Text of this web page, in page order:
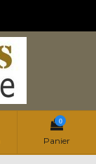
0
Panier